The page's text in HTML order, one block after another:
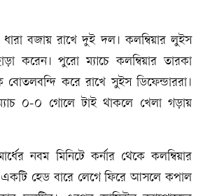
ধারা বজায় রাখে দুই দল। কলম্বিয়ার লুইস
করেন। পুরো ম্যাচে কলম্বিয়ার তারকা
বোতলবন্দি করে রাখে সুইস ডিফেন্ডাররা।
ম্যাচ ০-০ গোলে টাই থাকলে খেলা গড়ায়
নবম মিনিটে কর্নার থেকে কলম্বিয়ার
হেড বারে লেগে ফিরে আসলে কপাল